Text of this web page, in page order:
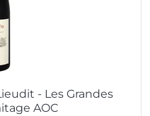
- Les Grandes
AOC